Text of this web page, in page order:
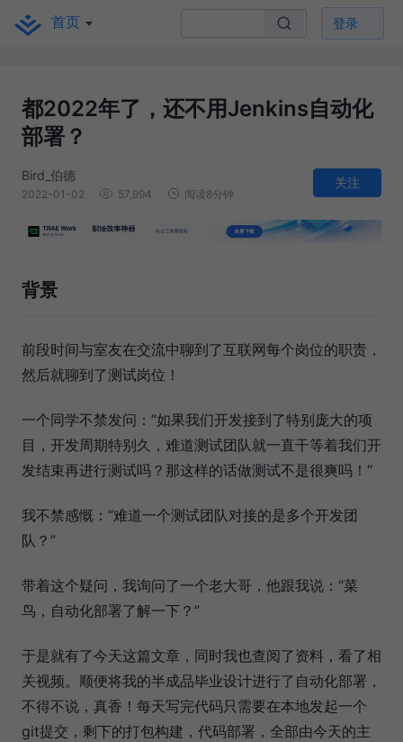
首页 登录
都2022年了，还不用Jenkins自动化
部署？
Bird_伯德
2022-01-02 57,994 阅读8分钟
关注
背景
前段时间与室友在交流中聊到了互联网每个岗位的职责，
然后就聊到了测试岗位！
一个同学不禁发问：”如果我们开发接到了特别庞大的项
目，开发周期特别久，难道测试团队就一直干等着我们开
发结束再进行测试吗？那这样的话做测试不是很爽吗！“
我不禁感慨：“难道一个测试团队对接的是多个开发团
队？”
带着这个疑问，我询问了一个老大哥，他跟我说：“菜
鸟，自动化部署了解一下？”
于是就有了今天这篇文章，同时我也查阅了资料，看了相
关视频。顺便将我的半成品毕业设计进行了自动化部署，
不得不说，真香！每天写完代码只需要在本地发起一个
git提交，剩下的打包构建，代码部署，全部由今天的主